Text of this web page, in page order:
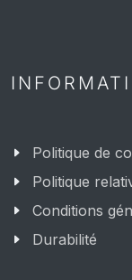
Politique de
Politique
Conditions
Durabilité